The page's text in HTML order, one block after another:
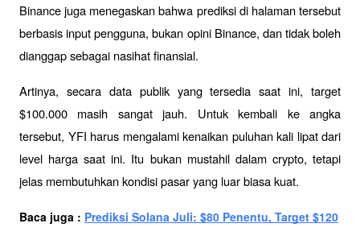
Binance juga menegaskan bahwa prediksi di halaman tersebut
berbasis input pengguna, bukan opini Binance, dan tidak boleh
dianggap sebagai nasihat finansial.
Artinya, secara data publik yang tersedia saat ini, target
$100.000 masih sangat jauh. Untuk kembali ke angka
tersebut, YFI harus mengalami kenaikan puluhan kali lipat dari
level harga saat ini. Itu bukan mustahil dalam crypto, tetapi
jelas membutuhkan kondisi pasar yang luar biasa kuat.
Baca juga : Prediksi Solana Juli: $80 Penentu, Target $120